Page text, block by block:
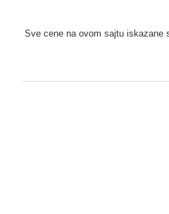
Sve cene na ovom sajtu iskazane